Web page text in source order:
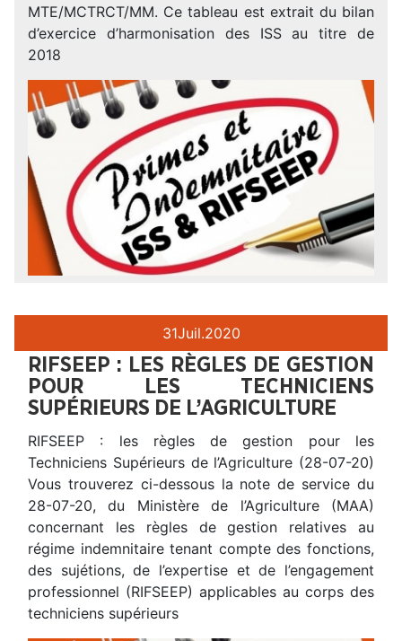
MTE/MCTRCT/MM. Ce tableau est extrait du bilan
d’exercice d’harmonisation des ISS au titre de
2018
31Juil.2020
RIFSEEP : LES RÈGLES DE GESTION
POUR LES TECHNICIENS
SUPÉRIEURS DE L’AGRICULTURE
RIFSEEP : les règles de gestion pour les
Techniciens Supérieurs de l’Agriculture (28-07-20)
Vous trouverez ci-dessous la note de service du
28-07-20, du Ministère de l’Agriculture (MAA)
concernant les règles de gestion relatives au
régime indemnitaire tenant compte des fonctions,
des sujétions, de l’expertise et de l’engagement
professionnel (RIFSEEP) applicables au corps des
techniciens supérieurs